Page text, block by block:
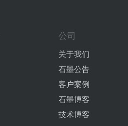
公司
关于我们
石墨公告
客户案例
石墨博客
技术博客